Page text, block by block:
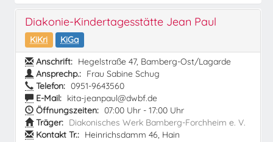
Diakonie-Kindertagesstätte Jean Paul
KiKri
KiGa
Anschrift: Hegelstraße 47, Bamberg-Ost/Lagarde
Ansprechp.: Frau Sabine Schug
Telefon: 0951-9643560
E-Mail: kita-jeanpaul@dwbf.de
Öffnungszeiten: 07:00 Uhr - 17:00 Uhr
Träger: Diakonisches Werk Bamberg-Forchheim e. V.
Kontakt Tr.: Heinrichsdamm 46, Hain